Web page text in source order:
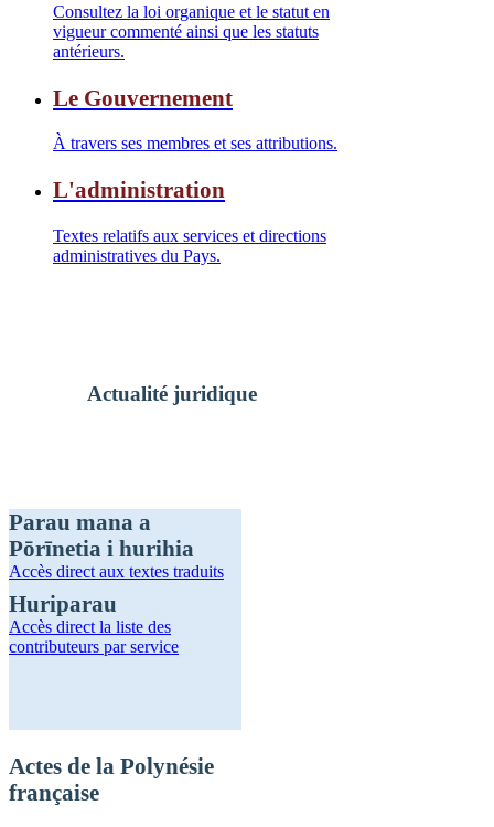
Consultez la loi organique et le statut en
vigueur commenté ainsi que les statuts
antérieurs.
Le Gouvernement
À travers ses membres et ses attributions.
L'administration
Textes relatifs aux services et directions
administratives du Pays.
Actualité juridique
Parau mana a
Pōrīnetia i hurihia
Accès direct aux textes traduits
Huriparau
Accès direct la liste des
contributeurs par service
Actes de la Polynésie
française